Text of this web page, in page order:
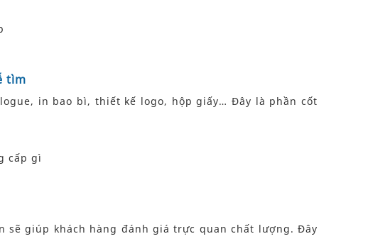
tìm
in bao bì, thiết kế logo, hộp giấy… Đây là phần cốt
cấp gì
sẽ giúp khách hàng đánh giá trực quan chất lượng. Đây